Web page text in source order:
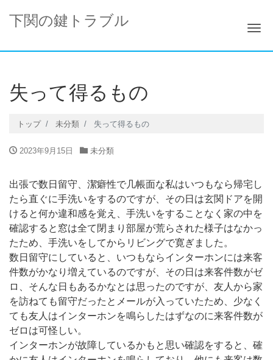
下関の鍵トラブル
ナ
失って得るもの
トップ 未分類 失って得るもの
2023年9月15日 未分類
出張で数日留守、潔癖性で几帳面な私はいつもなら帰宅し
たら直ぐに手洗いをするのですが、その日は玄関ドアを開
けると何か違和感を覚え、手洗いをすることなく家の中を
確認すると窓は全て閉まり部屋が荒らされた様子はなかっ
たため、手洗いをしてからリビングで寛ぎました。
数日留守にしていると、いつもならインターホンには来客
件数がかなり増えているのですが、その日は来客件数がゼ
ロ、そんな日もあるかなとは思ったのですが、友人から家
を訪ねても留守だったとメールが入っていたため、少なく
ても友人はインターホンを鳴らしたはずなのに来客件数が
ゼロは可怪しい。
インターホンが故障しているかもと思い確認をすると、確